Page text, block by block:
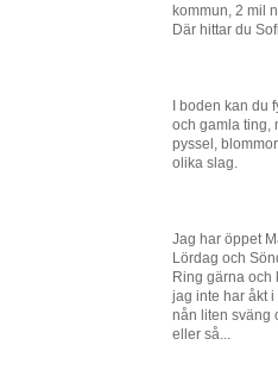
kommun, 2 mil
Där hittar du
I boden kan du
och gamla ting,
pyssel,
olika slag.
Jag har öppet
Lördag och
Ring gärna och
jag inte har åkt i
nån liten sväng
eller så...